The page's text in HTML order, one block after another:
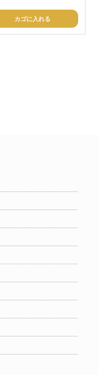
カゴに入れる